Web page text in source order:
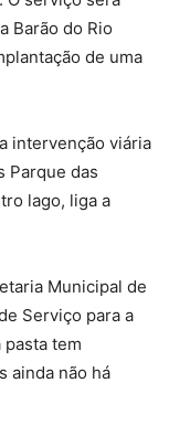
Barão do Rio
de uma
intervenção viária
Parque das
lago, liga a
Municipal de
Serviço para a
tem
ainda não há